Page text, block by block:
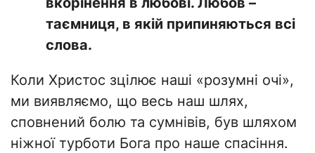
таємниця, в якій припиняються всі
слова.
Коли Христос зцілює наші «розумні очі»,
ми виявляємо, що весь наш шлях,
сповнений болю та сумнівів, був шляхом
ніжної турботи Бога про наше спасіння.